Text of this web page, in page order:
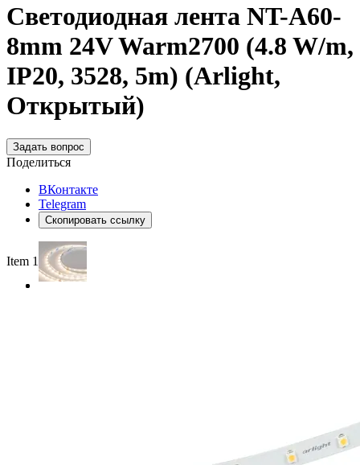
Светодиодная лента NT-A60-
8mm 24V Warm2700 (4.8 W/m,
IP20, 3528, 5m) (Arlight,
Открытый)
Задать вопрос
Поделиться
ВКонтакте
Telegram
Скопировать ссылку
Item 1 of 2